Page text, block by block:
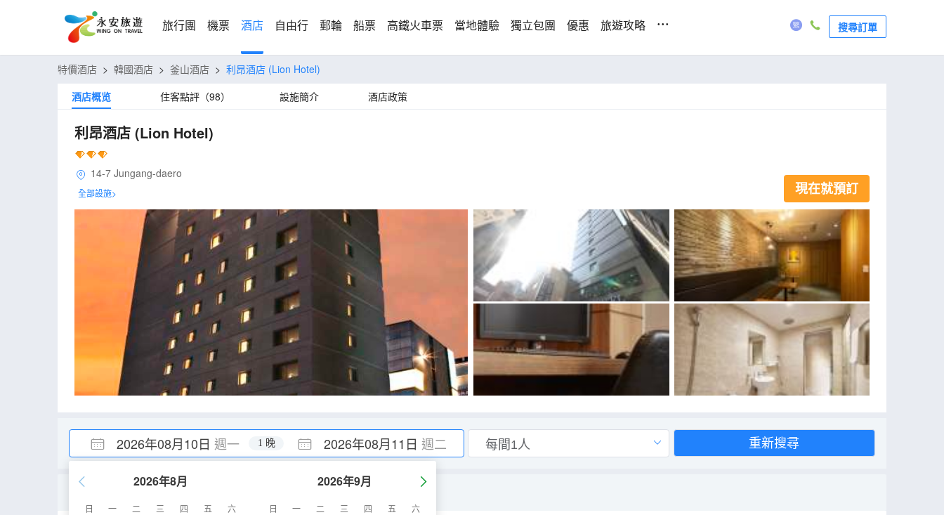
旅行團 機票 酒店 自由行 郵輪 船票 高鐵火車票 當地體驗 獨立包團 優惠 旅遊攻略 ... 搜尋訂單
特價酒店 > 韓國酒店 > 釜山酒店 > 利昂酒店 (Lion Hotel)
酒店概览
住客點評（98） 設施簡介 酒店政策
利昂酒店 (Lion Hotel)
14-7 Jungang-daero
全部設施> 現在就預訂
2026年08月10日 週一 2026年08月11日 週二
1 晚
2026年8月
日 一 二 三 四 五
六
2026年9月
日 一 二 三 四 五
六
重新搜尋